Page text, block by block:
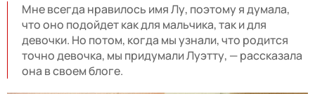
Мне всегда нравилось имя Лу, поэтому я думала,
что оно подойдет как для мальчика, так и для
девочки. Но потом, когда мы узнали, что родится
точно девочка, мы придумали Луэтту, — рассказала
она в своем блоге.